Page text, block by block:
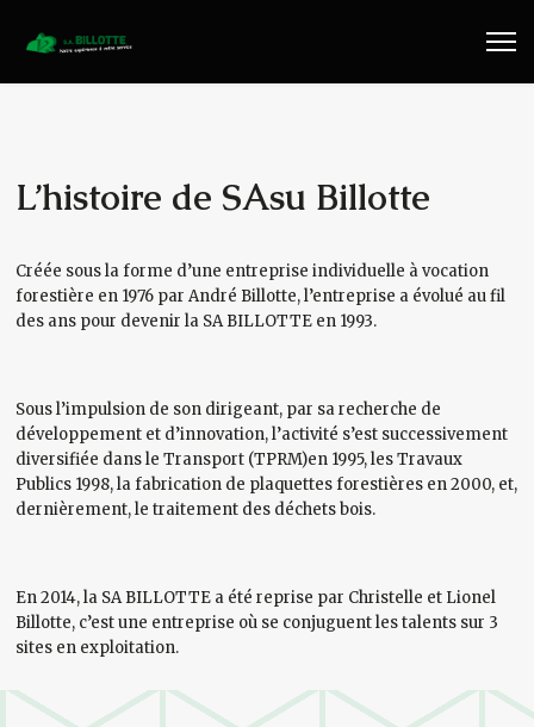
Travaux Forestiers
Traitement de Déchets Bois
Contact
L’histoire de SAsu Billotte
Créée sous la forme d’une entreprise individuelle à vocation
forestière en 1976 par André Billotte, l’entreprise a évolué au fil
des ans pour devenir la SA BILLOTTE en 1993.
Sous l’impulsion de son dirigeant, par sa recherche de
développement et d’innovation, l’activité s’est successivement
diversifiée dans le Transport (TPRM)en 1995, les Travaux
Publics 1998, la fabrication de plaquettes forestières en 2000, et,
dernièrement, le traitement des déchets bois.
En 2014, la SA BILLOTTE a été reprise par Christelle et Lionel
Billotte, c’est une entreprise où se conjuguent les talents sur 3
sites en exploitation.